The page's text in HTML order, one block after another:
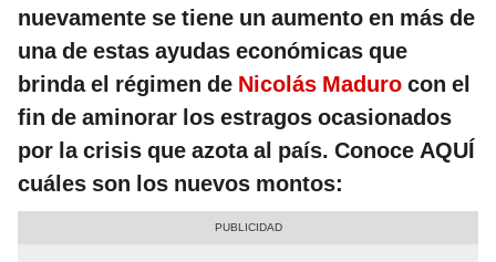
nuevamente se tiene un aumento en más de
una de estas ayudas económicas que
brinda el régimen de Nicolás Maduro con el
fin de aminorar los estragos ocasionados
por la crisis que azota al país. Conoce AQUÍ
cuáles son los nuevos montos: